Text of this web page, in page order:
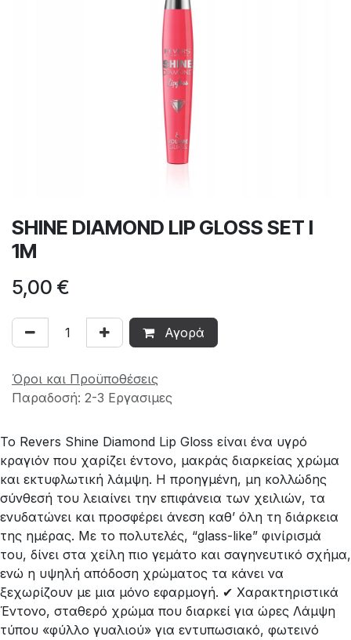
SHINE DIAMOND LIP GLOSS SET I
1M
5,00 €
Αγορά
Όροι και Προϋποθέσεις
Παραδοσή: 2-3 Εργασιμες
Το Revers Shine Diamond Lip Gloss είναι ένα υγρό
κραγιόν που χαρίζει έντονο, μακράς διαρκείας χρώμα
και εκτυφλωτική λάμψη. Η προηγμένη, μη κολλώδης
σύνθεσή του λειαίνει την επιφάνεια των χειλιών, τα
ενυδατώνει και προσφέρει άνεση καθ’ όλη τη διάρκεια
της ημέρας. Με το πολυτελές, “glass-like” φινίρισμά
του, δίνει στα χείλη πιο γεμάτο και σαγηνευτικό σχήμα,
ενώ η υψηλή απόδοση χρώματος τα κάνει να
ξεχωρίζουν με μια μόνο εφαρμογή. ✔ Χαρακτηριστικά
Έντονο, σταθερό χρώμα που διαρκεί για ώρες Λάμψη
τύπου «φύλλο γυαλιού» για εντυπωσιακό, φωτεινό